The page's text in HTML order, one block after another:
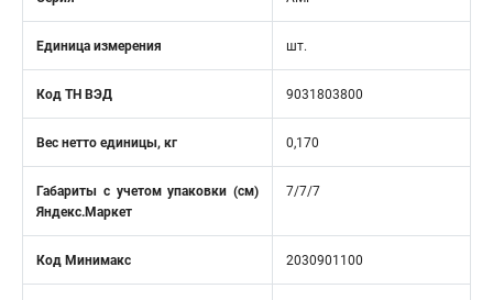
Единица измерения шт.
Код ТН ВЭД 9031803800
Вес нетто единицы, кг 0,170
Габариты с учетом упаковки (см)
Яндекс.Маркет
7/7/7
Код Минимакс 2030901100